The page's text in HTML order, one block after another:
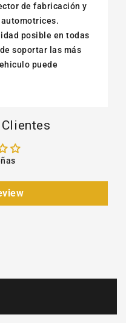
de fabricación y
posible en todas
soportar las más
puede